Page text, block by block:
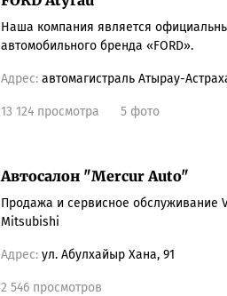
Наша компания является
автомобильного бренда «FORD».
Адрес: автомагистраль Атырау-
13 124 просмотра 5 фото
Автосалон "Mercur Auto"
Продажа и сервисное обслуживание
Mitsubishi
Адрес: ул. Абулхайыр Хана, 91
2 546 просмотров